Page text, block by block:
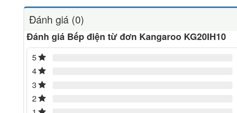
Đánh giá (0)
Đánh giá Bếp điện từ đơn Kangaroo KG20IH10
5
4
3
2